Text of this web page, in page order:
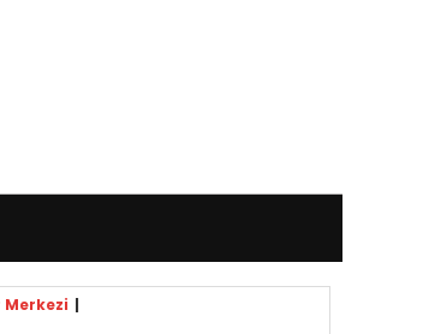
Merkezi |